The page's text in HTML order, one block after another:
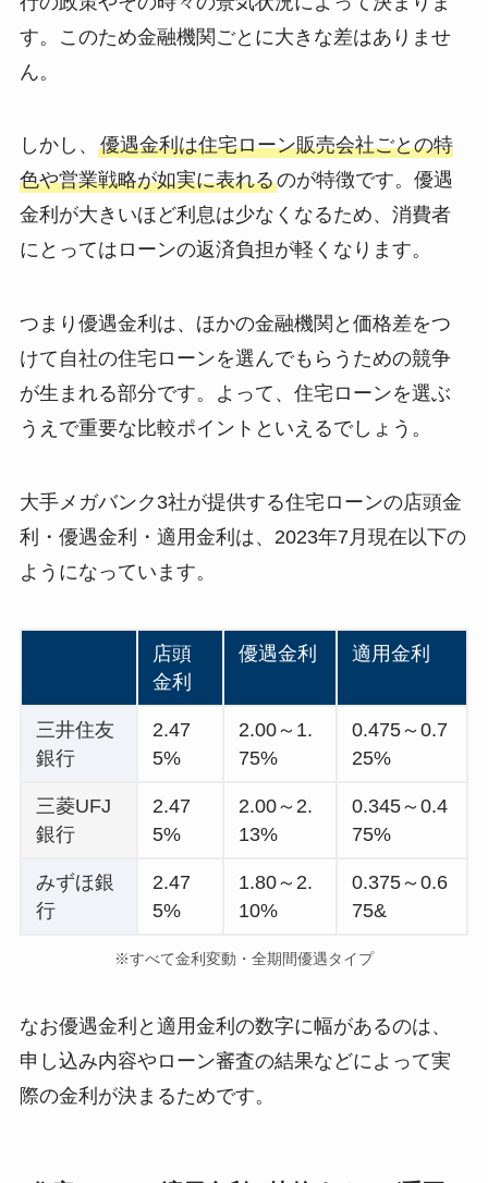
す。このため金融機関ごとに大きな差はありませ
ん。
しかし、 優遇金利は住宅ローン販売会社ごとの特
色や営業戦略が如実に表れるのが特徴です。優遇
金利が大きいほど利息は少なくなるため、消費者
にとってはローンの返済負担が軽くなります。
つまり優遇金利は、ほかの金融機関と価格差をつ
けて自社の住宅ローンを選んでもらうための競争
が生まれる部分です。よって、住宅ローンを選ぶ
うえで重要な比較ポイントといえるでしょう。
大手メガバンク3社が提供する住宅ローンの店頭金
利・優遇金利・適用金利は、2023年7月現在以下の
ようになっています。
店頭
金利
優遇金利 適用金利
三井住友
銀行
2.47
5%
2.00～1.
75%
0.475～0.7
25%
三菱UFJ
銀行
2.47
5%
2.00～2.
13%
0.345～0.4
75%
みずほ銀
行
2.47
5%
1.80～2.
10%
0.375～0.6
75&
※すべて金利変動・全期間優遇タイプ
なお優遇金利と適用金利の数字に幅があるのは、
申し込み内容やローン審査の結果などによって実
際の金利が決まるためです。